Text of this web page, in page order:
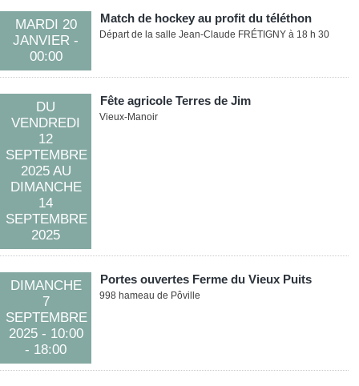
Match de hockey au profit du téléthon
MARDI 20
JANVIER -
00:00
Départ de la salle Jean-Claude FRÉTIGNY à 18 h 30
Fête agricole Terres de Jim
DU
VENDREDI
12
SEPTEMBRE
2025 AU
DIMANCHE
14
SEPTEMBRE
2025
Vieux-Manoir
Portes ouvertes Ferme du Vieux Puits
DIMANCHE
7
SEPTEMBRE
2025- 10:00
- 18:00
998 hameau de Pôville